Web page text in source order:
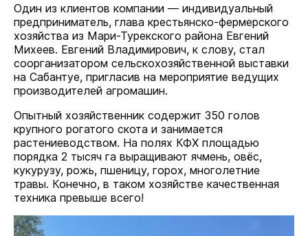
Один из клиентов компании — индивидуальный
предприниматель, глава крестьянско-фермерского
хозяйства из Мари-Турекского района Евгений
Михеев. Евгений Владимирович, к слову, стал
соорганизатором сельскохозяйственной выставки
на Сабантуе, пригласив на мероприятие ведущих
производителей агромашин.
Опытный хозяйственник содержит 350 голов
крупного рогатого скота и занимается
растениеводством. На полях КФХ площадью
порядка 2 тысяч га выращивают ячмень, овёс,
кукурузу, рожь, пшеницу, горох, многолетние
травы. Конечно, в таком хозяйстве качественная
техника превыше всего!